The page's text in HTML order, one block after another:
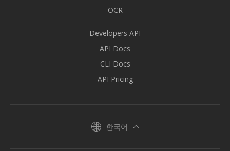
OCR
Developers API
API Docs
CLI Docs
API Pricing
한국어